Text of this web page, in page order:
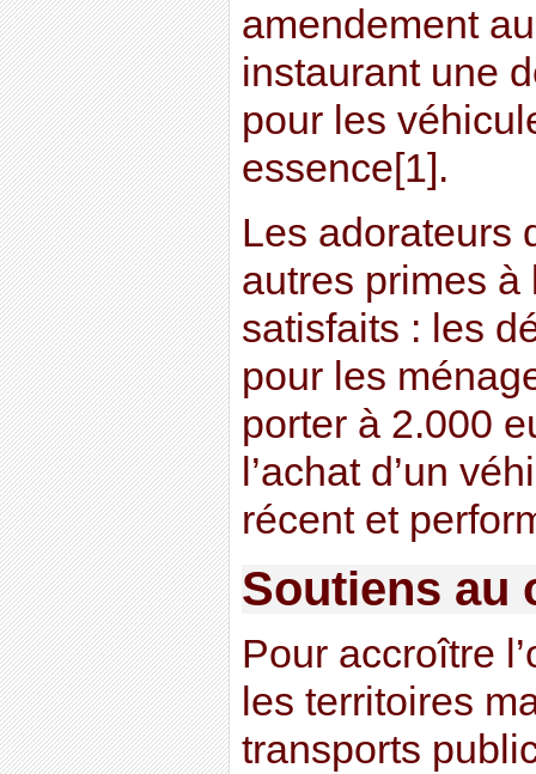
amendement
instaurant une
pour les
essence[1].
Les adorateurs
autres primes à
satisfaits : les
pour les
porter à 2.000
l’achat d’un
récent et
Soutiens au
Pour accroître
les territoires
transports